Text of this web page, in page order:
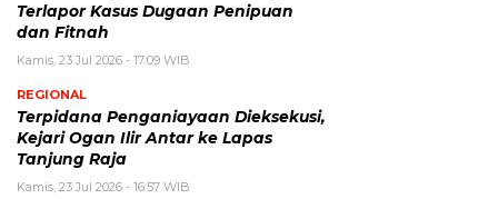
Terlapor Kasus Dugaan Penipuan
dan Fitnah
Kamis, 23 Jul 2026 - 17:09 WIB
REGIONAL
Terpidana Penganiayaan Dieksekusi,
Kejari Ogan Ilir Antar ke Lapas
Tanjung Raja
Kamis, 23 Jul 2026 - 16:57 WIB